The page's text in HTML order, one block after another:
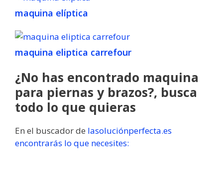
maquina elíptica
maquina eliptica carrefour
¿No has encontrado maquina
para piernas y brazos?, busca
todo lo que quieras
En el buscador de lasoluciónperfecta.es
encontrarás lo que necesites: